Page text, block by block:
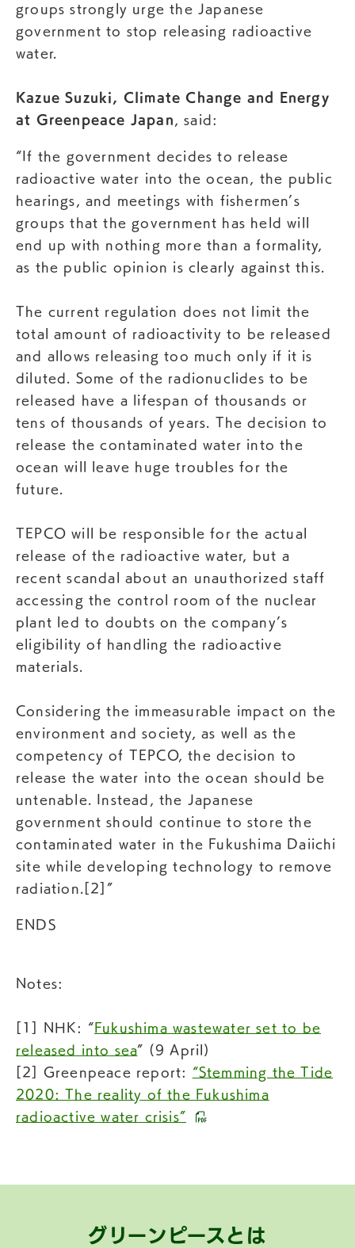
groups strongly urge the Japanese
government to stop releasing radioactive
water.
Kazue Suzuki, Climate Change and Energy
at Greenpeace Japan
, said:
“If the government decides to release
radioactive water into the ocean, the public
hearings, and meetings with fishermen’s
groups that the government has held will
end up with nothing more than a formality,
as the public opinion is clearly against this.
The current regulation does not limit the
total amount of radioactivity to be released
and allows releasing too much only if it is
diluted. Some of the radionuclides to be
released have a lifespan of thousands or
tens of thousands of years. The decision to
release the contaminated water into the
ocean will leave huge troubles for the
future.
TEPCO will be responsible for the actual
release of the radioactive water, but a
recent scandal about an unauthorized staff
accessing the control room of the nuclear
plant led to doubts on the company’s
eligibility of handling the radioactive
materials.
Considering the immeasurable impact on the
environment and society, as well as the
competency of TEPCO, the decision to
release the water into the ocean should be
untenable. Instead, the Japanese
government should continue to store the
contaminated water in the Fukushima Daiichi
site while developing technology to remove
radiation.[2]”
ENDS
Notes:
[1] NHK: “ Fukushima wastewater set to be
released into sea” (9 April)
[2] Greenpeace report: “Stemming the Tide
2020: The reality of the Fukushima
radioactive water crisis”
グリーンピースとは